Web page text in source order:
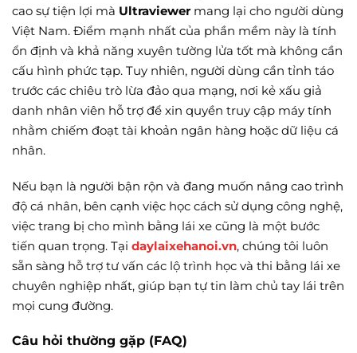
cao sự tiện lợi mà Ultraviewermang lại cho người dùng
Việt Nam. Điểm mạnh nhất của phần mềm này là tính
ổn định và khả năng xuyên tường lửa tốt mà không cần
cấu hình phức tạp. Tuy nhiên, người dùng cần tỉnh táo
trước các chiêu trò lừa đảo qua mạng, nơi kẻ xấu giả
danh nhân viên hỗ trợ để xin quyền truy cập máy tính
nhằm chiếm đoạt tài khoản ngân hàng hoặc dữ liệu cá
nhân.
Nếu bạn là người bận rộn và đang muốn nâng cao trình
độ cá nhân, bên cạnh việc học cách sử dụng công nghệ,
việc trang bị cho mình bằng lái xe cũng là một bước
tiến quan trọng. Tại daylaixehanoi.vn, chúng tôi luôn
sẵn sàng hỗ trợ tư vấn các lộ trình học và thi bằng lái xe
chuyên nghiệp nhất, giúp bạn tự tin làm chủ tay lái trên
mọi cung đường.
Câu hỏi thường gặp (FAQ)